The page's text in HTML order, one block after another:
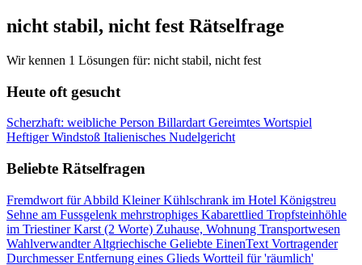
nicht stabil, nicht fest Rätselfrage
Wir kennen 1 Lösungen für: nicht stabil, nicht fest
Heute oft gesucht
Scherzhaft: weibliche Person Billardart Gereimtes Wortspiel
Heftiger Windstoß Italienisches Nudelgericht
Beliebte Rätselfragen
Fremdwort für Abbild Kleiner Kühlschrank im Hotel Königstreu
Sehne am Fussgelenk mehrstrophiges Kabarettlied Tropfsteinhöhle
im Triestiner Karst (2 Worte) Zuhause, Wohnung Transportwesen
WahlverwandterAltgriechische Geliebte EinenText Vortragender
DurchmesserEntfernung eines Glieds Wortteil für 'räumlich'